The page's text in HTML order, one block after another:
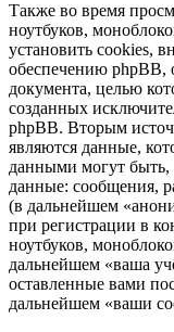
Также во время
ноутбуков,
установить cookies,
обеспечению phpBB,
документа, целью
созданных
phpBB. Вторым
являются данные,
данными могут
данные: сообщения,
(в дальнейшем
при регистрации в
ноутбуков,
дальнейшем «ваша
оставленные вами
дальнейшем «ваши